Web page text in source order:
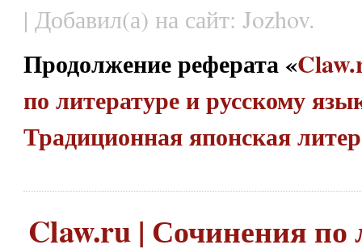
| Добавил(а) на сайт: Jozhov.
Продолжение реферата «
по литературе и русскому
Традиционная японская
Claw.ru | Сочинения по